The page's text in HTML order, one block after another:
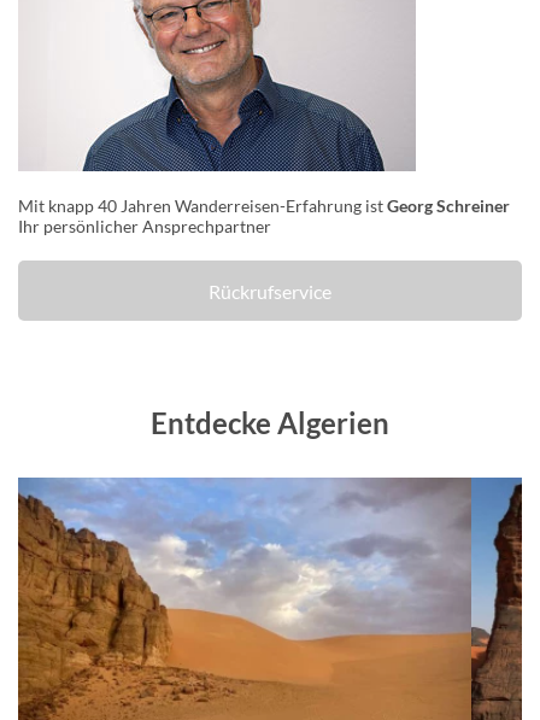
Mit knapp 40 Jahren Wanderreisen-Erfahrung istGeorg Schreiner
Ihr persönlicher Ansprechpartner
Rückrufservice
Entdecke Algerien